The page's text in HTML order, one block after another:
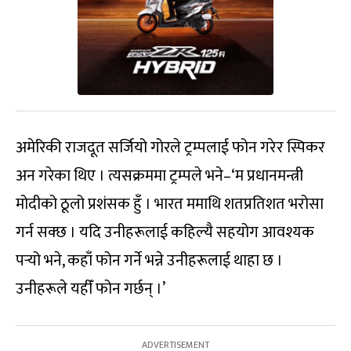
अमेरिकी राजदूत सर्जियो गोरले ट्रम्पलाई फोन गरेर स्पिकर
अन गरेका थिए । त्यसक्रममा ट्रम्पले भने–‘म प्रधानमन्त्री
मोदीको ठूलो प्रशंसक हुँ । भारत ममाथि शतप्रतिशत भरोसा
गर्न सक्छ । यदि उनीहरूलाई कहिल्यै सहयोग आवश्यक
पर्‍यो भने, कहाँ फोन गर्ने भन्ने उनीहरूलाई थाहा छ ।
उनीहरूले यहीँ फोन गर्छन् ।’